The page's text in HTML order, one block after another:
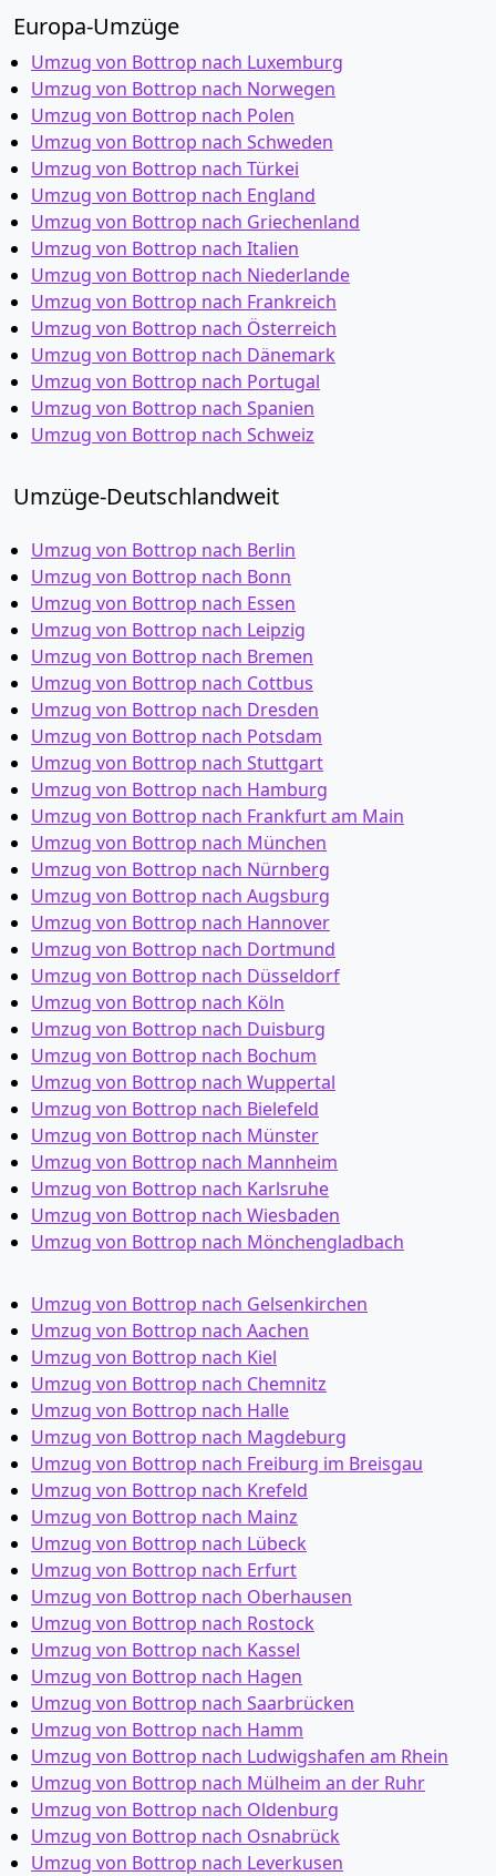
Europa-Umzüge
Umzug von Bottrop nach Luxemburg
Umzug von Bottrop nach Norwegen
Umzug von Bottrop nach Polen
Umzug von Bottrop nach Schweden
Umzug von Bottrop nach Türkei
Umzug von Bottrop nach England
Umzug von Bottrop nach Griechenland
Umzug von Bottrop nach Italien
Umzug von Bottrop nach Niederlande
Umzug von Bottrop nach Frankreich
Umzug von Bottrop nach Österreich
Umzug von Bottrop nach Dänemark
Umzug von Bottrop nach Portugal
Umzug von Bottrop nach Spanien
Umzug von Bottrop nach Schweiz
Umzüge-Deutschlandweit
Umzug von Bottrop nach Berlin
Umzug von Bottrop nach Bonn
Umzug von Bottrop nach Essen
Umzug von Bottrop nach Leipzig
Umzug von Bottrop nach Bremen
Umzug von Bottrop nach Cottbus
Umzug von Bottrop nach Dresden
Umzug von Bottrop nach Potsdam
Umzug von Bottrop nach Stuttgart
Umzug von Bottrop nach Hamburg
Umzug von Bottrop nach Frankfurt am Main
Umzug von Bottrop nach München
Umzug von Bottrop nach Nürnberg
Umzug von Bottrop nach Augsburg
Umzug von Bottrop nach Hannover
Umzug von Bottrop nach Dortmund
Umzug von Bottrop nach Düsseldorf
Umzug von Bottrop nach Köln
Umzug von Bottrop nach Duisburg
Umzug von Bottrop nach Bochum
Umzug von Bottrop nach Wuppertal
Umzug von Bottrop nach Bielefeld
Umzug von Bottrop nach Münster
Umzug von Bottrop nach Mannheim
Umzug von Bottrop nach Karlsruhe
Umzug von Bottrop nach Wiesbaden
Umzug von Bottrop nach Mönchen­gladbach
Umzug von Bottrop nach Gelsenkirchen
Umzug von Bottrop nach Aachen
Umzug von Bottrop nach Kiel
Umzug von Bottrop nach Chemnitz
Umzug von Bottrop nach Halle
Umzug von Bottrop nach Magdeburg
Umzug von Bottrop nach Freiburg im Breisgau
Umzug von Bottrop nach Krefeld
Umzug von Bottrop nach Mainz
Umzug von Bottrop nach Lübeck
Umzug von Bottrop nach Erfurt
Umzug von Bottrop nach Oberhausen
Umzug von Bottrop nach Rostock
Umzug von Bottrop nach Kassel
Umzug von Bottrop nach Hagen
Umzug von Bottrop nach Saarbrücken
Umzug von Bottrop nach Hamm
Umzug von Bottrop nach Ludwigshafen am Rhein
Umzug von Bottrop nach Mülheim an der Ruhr
Umzug von Bottrop nach Oldenburg
Umzug von Bottrop nach Osnabrück
Umzug von Bottrop nach Leverkusen